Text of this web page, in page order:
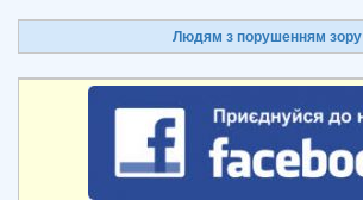
Людям з порушенням зору